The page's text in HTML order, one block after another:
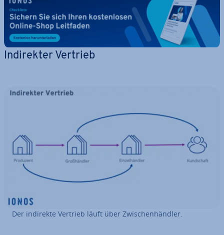
In­di­rek­ter Vertrieb
Der indirekte Vertrieb läuft über Zwi­schen­händ­ler.